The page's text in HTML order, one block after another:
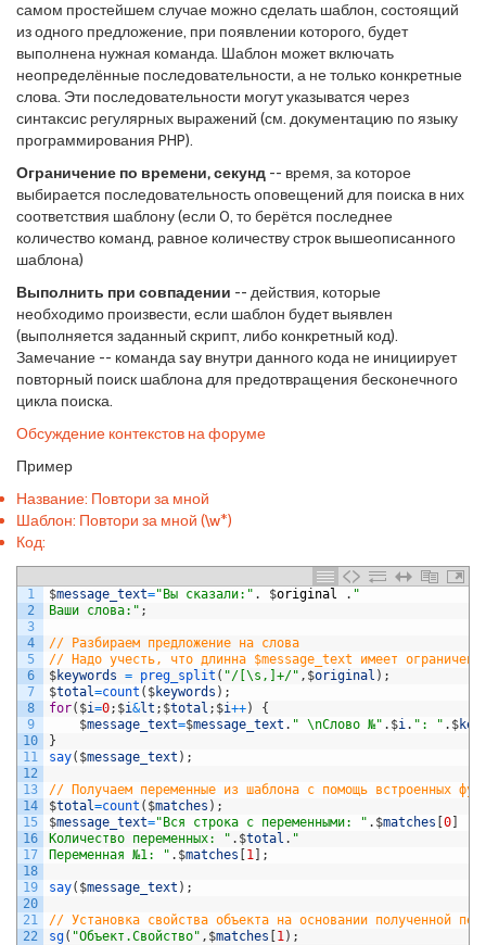
самом простейшем случае можно сделать шаблон, состоящий
из одного предложение, при появлении которого, будет
выполнена нужная команда. Шаблон может включать
неопределённые последовательности, а не только конкретные
слова. Эти последовательности могут указыватся через
синтаксис регулярных выражений (см. документацию по языку
программирования PHP).
Ограничение по времени, секунд -- время, за которое
выбирается последовательность оповещений для поиска в них
соответствия шаблону (если 0, то берётся последнее
количество команд, равное количеству строк вышеописанного
шаблона)
Выполнить при совпадении -- действия, которые
необходимо произвести, если шаблон будет выявлен
(выполняется заданный скрипт, либо конкретный код).
Замечание -- команда say внутри данного кода не инициирует
повторный поиск шаблона для предотвращения бесконечного
цикла поиска.
Обсуждение контекстов на форуме
Пример
Название: Повтори за мной
Шаблон: Повтори за мной (\w*)
Код:
1
2
3
4
5
6
7
8
9
10
11
12
13
14
15
16
17
18
19
20
21
22
$message_text="Вы сказали:" . $original . "
Ваши слова:" ;
// Разбираем предложение на слова
// Надо учесть, что длинна $message_text имеет
$keywords = preg_split ( "/[\s,]+/" , $original ) ;
$total=count ( $keywords ) ;
for( $i=0; $i&lt ; $total ; $i++)
{
$message_text=$message_text . " \nСлово №" . $i . ": " . $
}
say( $message_text ) ;
// Получаем переменные из шаблона с помощь встроенных
$total=count ( $matches ) ;
$message_text="Вся строка с переменными: " . $matches [0]
Количество переменных: " . $total . "
Переменная №1: " . $matches [1 ] ;
say( $message_text ) ;
// Установка свойства объекта на основании полученной
sg( "Объект.Свойство" , $matches [1 ) ;